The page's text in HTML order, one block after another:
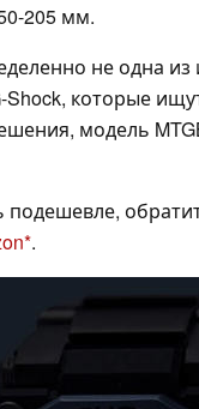
205 мм.
не одна
которые
модель
.